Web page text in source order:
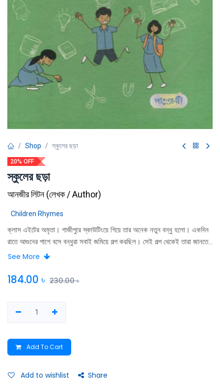
Shop স্কুলের ছড়া
20% OFF
স্কুলের ছড়া
আনজীর লিটন (লেখক / Author)
Children Rhymes
ক্লাস এইটের অমৃতা। গাজীপুরে স্কাউটিংয়ে গিয়ে তার অনেক নতুন বন্ধু হলাে। একদিন
রাতে আগুনের পাশে বসে বন্ধুরা সবাই জমিয়ে গল্প করছিল। সেই গল্প থেকেই তারা জানতে
পারল একেকজনের | জীবনে ঘটে যাওয়া কিছু অনাকাঙ্ক্ষিত ঘটনার কথা। তারা প্রতিবাদমুখর
See More
184.00 ৳ 230.00৳
Add To Cart
Add to wishlist Share